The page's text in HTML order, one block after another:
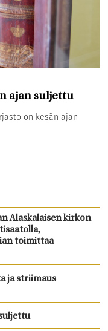
ajan suljettu
on kesän ajan
Alaskalaisen kirkon
toimittaa
ja striimaus